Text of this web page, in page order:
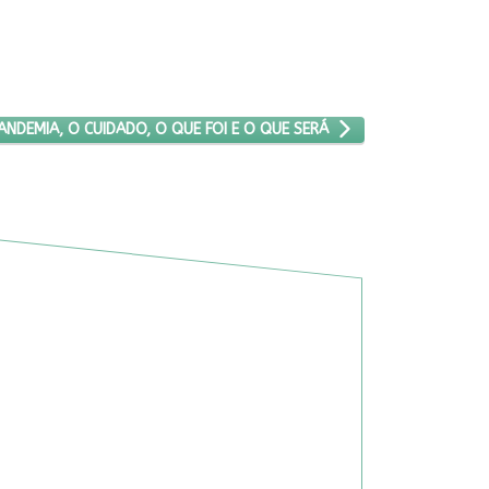
ARTIGO: A PANDEMIA, O CUIDADO, O QUE FOI E O QUE SERÁ
O CUIDADO, O QUE FOI E O QUE SERÁ